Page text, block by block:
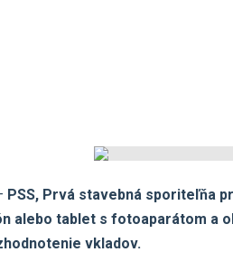
PSS, Prvá stavebná sporiteľňa
alebo tablet s fotoaparátom a
vkladov.